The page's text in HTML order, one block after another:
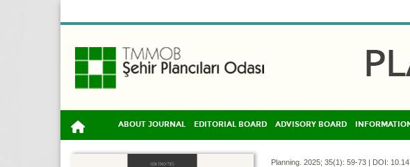
ABOUT JOURNAL EDITORIAL BOARD ADVISORY BOARD
Planning. 2025; 35(1): 59-73 | DOI: